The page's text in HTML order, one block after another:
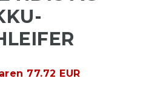
77.72 EUR